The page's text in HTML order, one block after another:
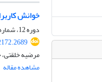
خوانش
دوره 12، شماره 4، زمستان 1398، صفحه
مرضیه خلقتی،
مشاهده مقاله